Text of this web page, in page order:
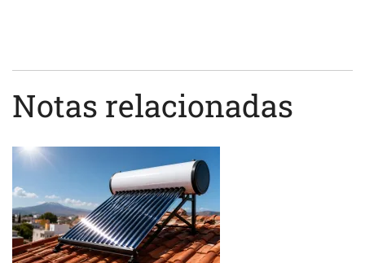
Notas relacionadas